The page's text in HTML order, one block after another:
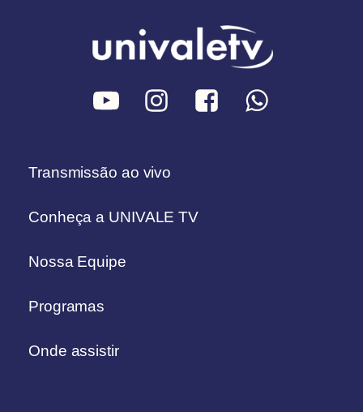
Transmissão ao vivo
Conheça a UNIVALE TV
Nossa Equipe
Programas
Onde assistir